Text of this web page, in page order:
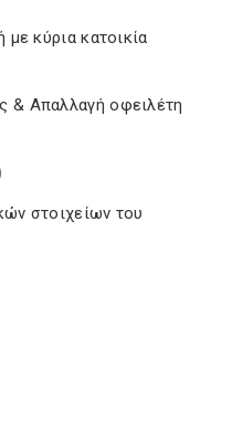
με κύρια κατοικία
& Απαλλαγή οφειλέτη
στοιχείων του